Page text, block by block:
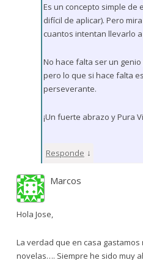
Es un concepto simple de
difícil de aplicar). Pero
cuantos intentan llevarlo
No hace falta ser un
pero lo que si hace falta
perseverante.
¡Un fuerte abrazo y Pura
Responde ↓
Marcos
Hola Jose,
La verdad que en casa
novelas…. Siempre he sido muy